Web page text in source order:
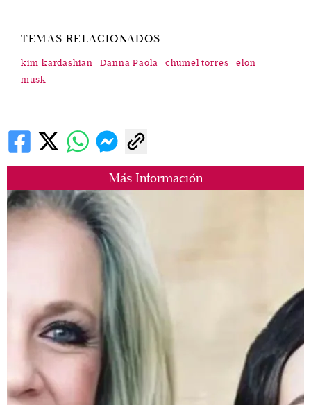
Más Información
TEMAS RELACIONADOS
kim kardashian Danna Paola chumel torres
elon
musk